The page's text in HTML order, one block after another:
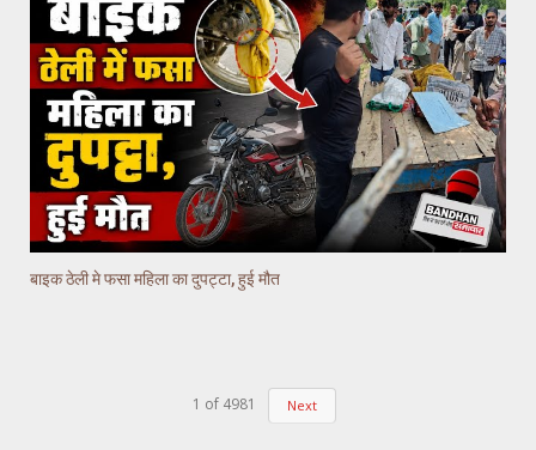
बाइक ठेली मे फसा महिला का दुपट्टा, हुई मौत
1 of 4981 Next